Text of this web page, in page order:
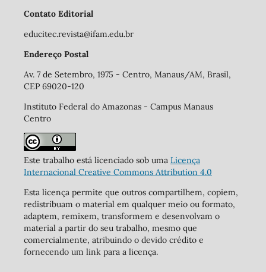
Contato Editorial
educitec.revista@ifam.edu.br
Endereço Postal
Av. 7 de Setembro, 1975 - Centro, Manaus/AM, Brasil,
CEP 69020-120
Instituto Federal do Amazonas - Campus Manaus
Centro
Este trabalho está licenciado sob uma Licença
Internacional Creative Commons Attribution 4.0
Esta licença permite que outros compartilhem, copiem,
redistribuam o material em qualquer meio ou formato,
adaptem, remixem, transformem e desenvolvam o
material a partir do seu trabalho, mesmo que
comercialmente, atribuindo o devido crédito e
fornecendo um link para a licença.